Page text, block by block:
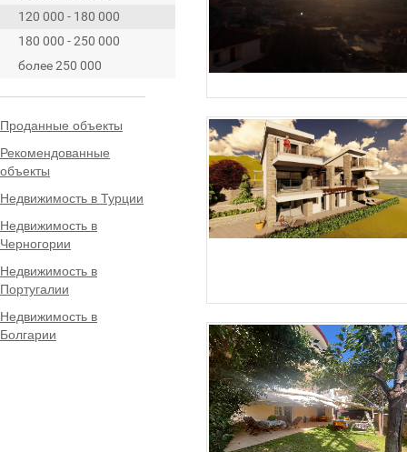
120 000 - 180 000
180 000 - 250 000
более 250 000
Проданные объекты
Рекомендованные
объекты
Недвижимость в Турции
Недвижимость в
Черногории
Недвижимость в
Португалии
Недвижимость в
Болгарии